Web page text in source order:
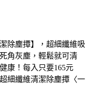
除塵撢】，超細纖維吸
角灰塵，輕鬆就可清
康！ 每入只要165元
細纖維清潔除塵撢〈一